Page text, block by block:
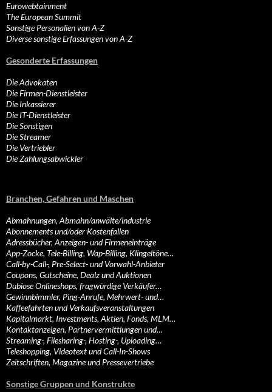
Eurowebtainment
The European Summit
Sonstige Personalien von A-Z
Diverse sonstige Erfassungen von A-Z
Gesonderte Erfassungen
Die Advokaten
Die Firmen-Dienstleister
Die Inkassierer
Die IT-Dienstleister
Die Sonstigen
Die Streamer
Die Vertriebler
Die Zahlungsabwickler
Branchen, Gefahren und Maschen
Abmahnungen, Abmahn/anwälte/industrie
Abonnements und/oder Kostenfallen
Adressbücher, Anzeigen- und Firmeneinträge
App-Zocke, Tele-Billing, Wap-Billing, Klingeltöne…
Call-by-Call-, Pre-Select- und Vorwahl-Anbieter
Coupons, Gutscheine, Dealz und Auktionen
Dubiose Onlineshops, fragwürdige Verkäufer…
Gewinnbimmler, Ping-Anrufe, Mehrwert- und…
Kaffeefahrten und Verkaufsveranstaltungen
Kapitalmarkt, Investments, Aktien, Fonds, MLM…
Kontaktanzeigen, Partnervermittlungen und…
Streaming-, Filesharing-, Hosting-, Uploading…
Teleshopping, Videotext und Call-In-Shows
Zeitschriften, Magazine und Pressevertriebe
Sonstige Gruppen und Konstrukte